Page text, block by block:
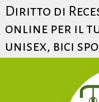
Diritto di
online per il
unisex, bici